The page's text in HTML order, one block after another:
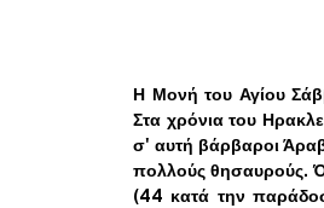
Η Μονή του Αγίου
Στα χρόνια του
σ' αυτή βάρβαροι
πολλούς θησαυρούς.
(44 κατά την